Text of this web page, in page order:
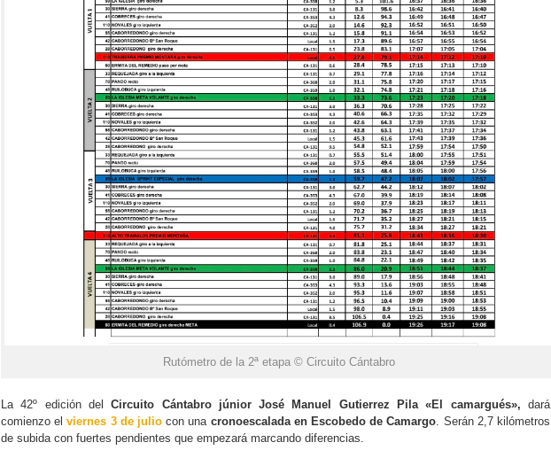
Rutómetro de la 2ª etapa © Circuito Cántabro
La 42º edición delCircuito Cántabro júnior José Manuel Gutierrez Pila «El camargués», dará
comienzo elviernes 3 de julio con una cronoescalada en Escobedo de Camargo . Serán 2,7 kilómetros
de subida con fuertes pendientes que empezará marcando diferencias.